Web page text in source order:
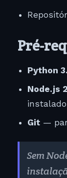
Pré-
Python
Node.js
Git —
Sem